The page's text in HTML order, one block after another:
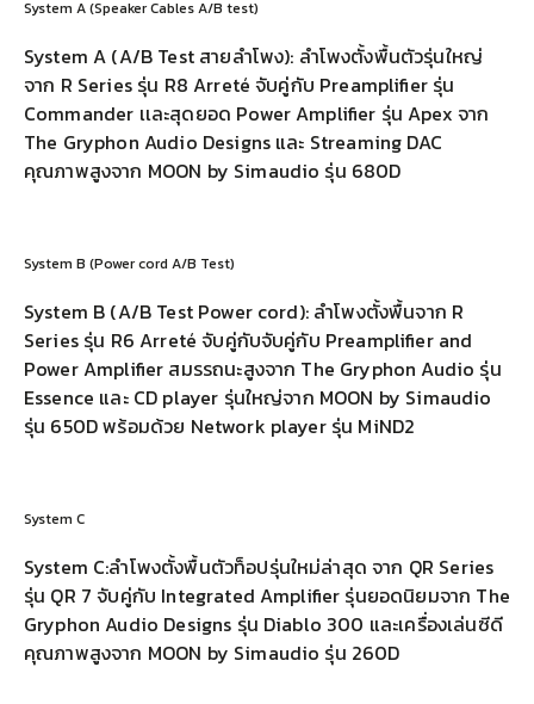
System A (Speaker Cables A/B test)
System A (A/B Test สายลำโพง): ลำโพงตั้งพื้นตัวรุ่นใหญ่
จาก R Series รุ่น R8 Arreté จับคู่กับ Preamplifier รุ่น
Commander เเละสุดยอด Power Amplifier รุ่น Apex จาก
The Gryphon Audio Designs และ Streaming DAC
คุณภาพสูงจาก MOON by Simaudio รุ่น 680D
System B (Power cord A/B Test)
System B (A/B Test Power cord): ลำโพงตั้งพื้นจาก R
Series รุ่น R6 Arreté จับคู่กับจับคู่กับ Preamplifier and
Power Amplifier สมรรถนะสูงจาก The Gryphon Audio รุ่น
Essence และ CD player รุ่นใหญ่จาก MOON by Simaudio
รุ่น 650D พร้อมด้วย Network player รุ่น MiND2
System C
System C:ลำโพงตั้งพื้นตัวท็อปรุ่นใหม่ล่าสุด จาก QR Series
รุ่น QR 7 จับคู่กับ Integrated Amplifier รุ่นยอดนิยมจาก The
Gryphon Audio Designs รุ่น Diablo 300 และเครื่องเล่นซีดี
คุณภาพสูงจาก MOON by Simaudio รุ่น 260D